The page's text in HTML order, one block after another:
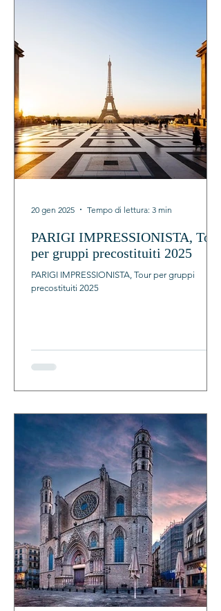
PARIGI IMPRESSIONISTA, Tour
per gruppi precostituiti 2025
PARIGI IMPRESSIONISTA, Tour per gruppi
precostituiti 2025
20 gen 2025 Tempo di lettura: 3 min